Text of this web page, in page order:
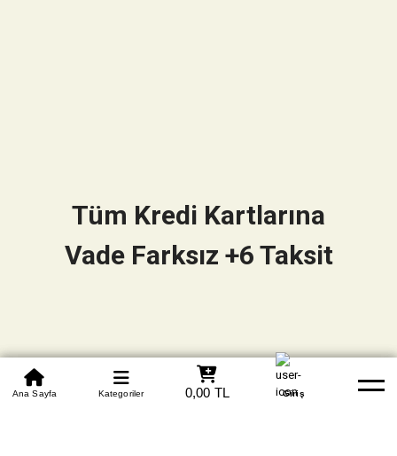
0850 305 09 70
Beden Tablosu Banka Hesapları Whatsapp Yardım
Ana Sayfa Kategoriler 0,00 TL Giriş
Tüm Kredi Kartlarına
Vade Farksız +6 Taksit